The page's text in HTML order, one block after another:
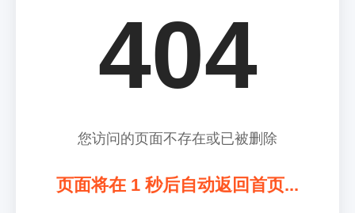
404
您访问的页面不存在或已被删除
页面将在 1 秒后自动返回首页...